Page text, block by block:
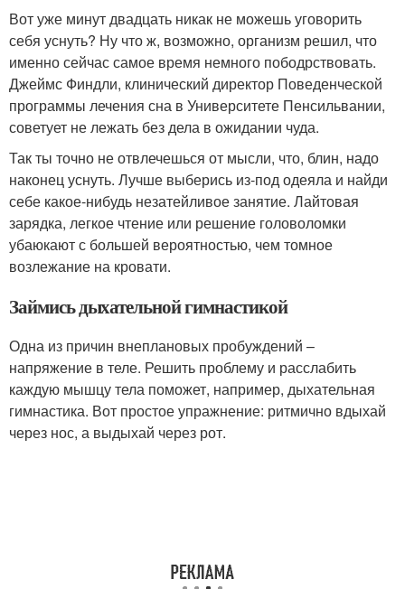
Вот уже минут двадцать никак не можешь уговорить
себя уснуть? Ну что ж, возможно, организм решил, что
именно сейчас самое время немного пободрствовать.
Джеймс Финдли, клинический директор Поведенческой
программы лечения сна в Университете Пенсильвании,
советует не лежать без дела в ожидании чуда.
Так ты точно не отвлечешься от мысли, что, блин, надо
наконец уснуть. Лучше выберись из-под одеяла и найди
себе какое-нибудь незатейливое занятие. Лайтовая
зарядка, легкое чтение или решение головоломки
убаюкают с большей вероятностью, чем томное
возлежание на кровати.
Займись дыхательной гимнастикой
Одна из причин внеплановых пробуждений –
напряжение в теле. Решить проблему и расслабить
каждую мышцу тела поможет, например, дыхательная
гимнастика. Вот простое упражнение: ритмично вдыхай
через нос, а выдыхай через рот.